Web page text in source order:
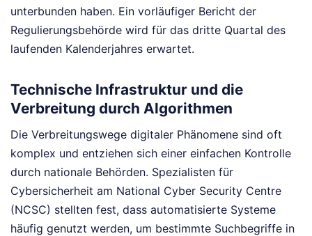
unterbunden haben. Ein vorläufiger Bericht der
Regulierungsbehörde wird für das dritte Quartal des
laufenden Kalenderjahres erwartet.
Technische Infrastruktur und die
Verbreitung durch Algorithmen
Die Verbreitungswege digitaler Phänomene sind oft
komplex und entziehen sich einer einfachen Kontrolle
durch nationale Behörden. Spezialisten für
Cybersicherheit am National Cyber Security Centre
(NCSC) stellten fest, dass automatisierte Systeme
häufig genutzt werden, um bestimmte Suchbegriffe in